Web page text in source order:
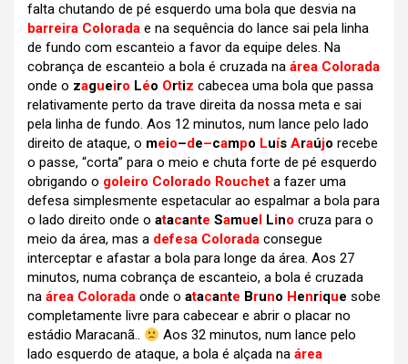
falta chutando de pé esquerdo uma bola que desvia na
barreira Colorada e na sequência do lance sai pela linha
de fundo com escanteio a favor da equipe deles. Na
cobrança de escanteio a bola é cruzada na área Colorada
onde o zagueiro Léo Ortiz cabecea uma bola que passa
relativamente perto da trave direita da nossa meta e sai
pela linha de fundo. Aos 12 minutos, num lance pelo lado
direito de ataque, o meio–de–campo Luís Araújo recebe
o passe, “corta” para o meio e chuta forte de pé esquerdo
obrigando o goleiro Colorado Rouchet a fazer uma
defesa simplesmente espetacular ao espalmar a bola para
o lado direito onde o atacante Samuel Lino cruza para o
meio da área, mas a defesa Colorada consegue
interceptar e afastar a bola para longe da área. Aos 27
minutos, numa cobrança de escanteio, a bola é cruzada
na área Colorada onde o atacante Bruno Henrique sobe
completamente livre para cabecear e abrir o placar no
estádio Maracanã..
Aos 32 minutos, num lance pelo
lado esquerdo de ataque, a bola é alçada na área